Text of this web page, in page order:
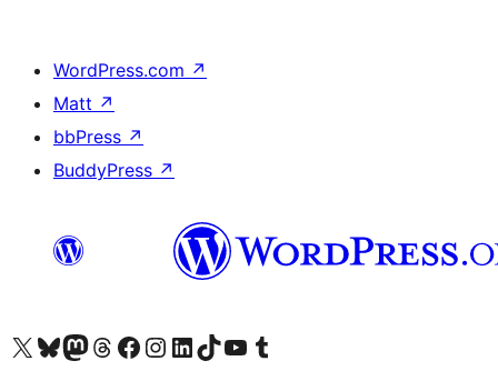
WordPress.com ↗
Matt ↗
bbPress ↗
BuddyPress ↗
Visita la cuenta de X (anteriormente Twitter)
Visita a nosa conta de Bluesky
Visita a nosa conta de Mastodon
Visita a nosa conta de Threads
Visita a nosa páxina de Facebook
Visita a nosa conta de Instagram
Visita a nosa conta de LinkedIn
Visita a nosa conta de TikTok
Visita a nosa canle de YouTube
Visita a nosa conta de Tumblr